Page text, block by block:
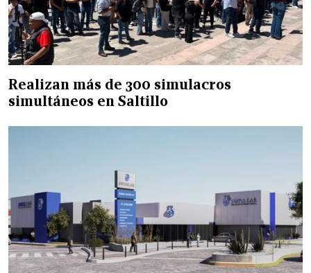
Realizan más de 300 simulacros
simultáneos en Saltillo